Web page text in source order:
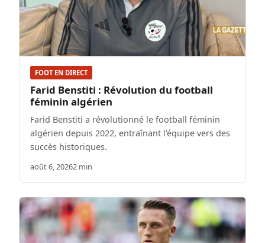
FOOT EN DIRECT
Farid Benstiti : Révolution du football
féminin algérien
Farid Benstiti a révolutionné le football féminin
algérien depuis 2022, entraînant l'équipe vers des
succès historiques.
août 6, 20262 min